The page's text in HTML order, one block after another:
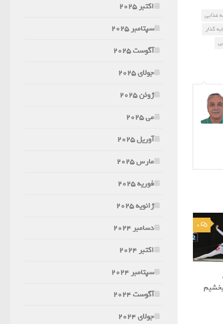
غذایی
گذار
0
اکتبر 2025
سپتامبر 2025
آگوست 2025
جولای 2025
ژوئن 2025
می 2025
آوریل 2025
مارس 2025
فوریه 2025
ژانویه 2025
دسامبر 2024
اکتبر 2024
سپتامبر 2024
آگوست 2024
جولای 2024